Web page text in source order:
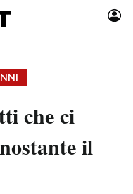
che ci
il